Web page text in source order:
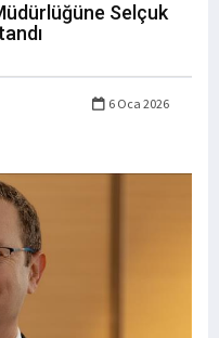
Selçuk
6 Oca 2026